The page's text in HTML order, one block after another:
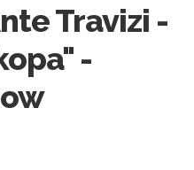
Travizi -
-